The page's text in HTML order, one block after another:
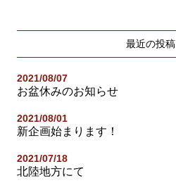
最近の投稿
2021/08/07
お盆休みのお知らせ
2021/08/01
新企画始まります！
2021/07/18
北陸地方にて